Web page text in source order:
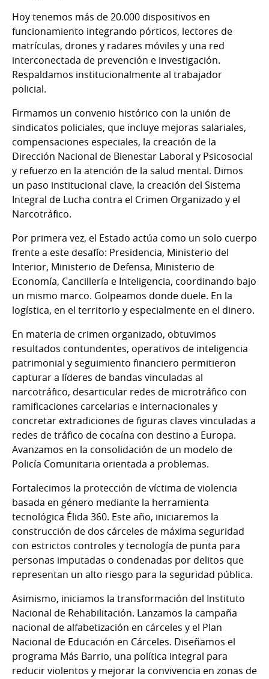
Hoy tenemos más de 20.000 dispositivos en
funcionamiento integrando pórticos, lectores de
matrículas, drones y radares móviles y una red
interconectada de prevención e investigación.
Respaldamos institucionalmente al trabajador
policial.
Firmamos un convenio histórico con la unión de
sindicatos policiales, que incluye mejoras salariales,
compensaciones especiales, la creación de la
Dirección Nacional de Bienestar Laboral y Psicosocial
y refuerzo en la atención de la salud mental. Dimos
un paso institucional clave, la creación del Sistema
Integral de Lucha contra el Crimen Organizado y el
Narcotráfico.
Por primera vez, el Estado actúa como un solo cuerpo
frente a este desafío: Presidencia, Ministerio del
Interior, Ministerio de Defensa, Ministerio de
Economía, Cancillería e Inteligencia, coordinando bajo
un mismo marco. Golpeamos donde duele. En la
logística, en el territorio y especialmente en el dinero.
En materia de crimen organizado, obtuvimos
resultados contundentes, operativos de inteligencia
patrimonial y seguimiento financiero permitieron
capturar a líderes de bandas vinculadas al
narcotráfico, desarticular redes de microtráfico con
ramificaciones carcelarias e internacionales y
concretar extradiciones de figuras claves vinculadas a
redes de tráfico de cocaína con destino a Europa.
Avanzamos en la consolidación de un modelo de
Policía Comunitaria orientada a problemas.
Fortalecimos la protección de víctima de violencia
basada en género mediante la herramienta
tecnológica Élida 360. Este año, iniciaremos la
construcción de dos cárceles de máxima seguridad
con estrictos controles y tecnología de punta para
personas imputadas o condenadas por delitos que
representan un alto riesgo para la seguridad pública.
Asimismo, iniciamos la transformación del Instituto
Nacional de Rehabilitación. Lanzamos la campaña
nacional de alfabetización en cárceles y el Plan
Nacional de Educación en Cárceles. Diseñamos el
programa Más Barrio, una política integral para
reducir violentos y mejorar la convivencia en zonas de